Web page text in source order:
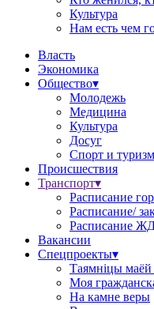
Культура
Нам есть чем
Власть
Экономика
Общество▾
Молодежь
Медицина
Культура
Досуг
Спорт и туризм
Происшествия
Транспорт▾
Расписание
Расписание/
Расписание
Вакансии
Спецпроекты▾
Таямніцы маёй
Моя
На камне веры